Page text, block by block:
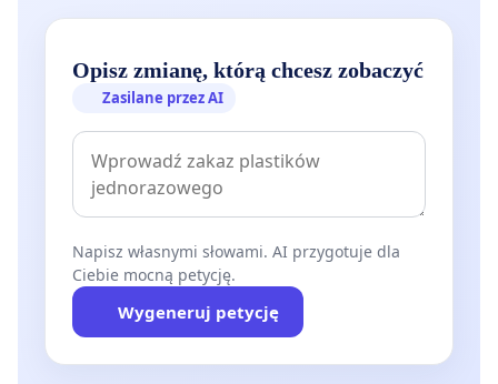
Opisz zmianę, którą chcesz zobaczyć
Zasilane przez AI
Napisz własnymi słowami. AI przygotuje dla
Ciebie mocną petycję.
Wygeneruj petycję